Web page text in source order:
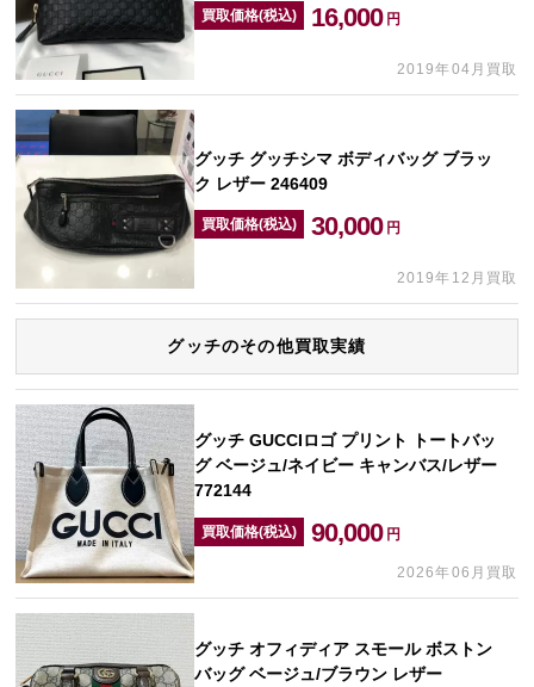
買取価格(税込) 16,000 円
2019年04月買取
グッチ グッチシマ ボディバッグ ブラッ
ク レザー 246409
買取価格(税込) 30,000 円
2019年12月買取
グッチのその他買取実績
グッチ GUCCIロゴ プリント トートバッ
グ ベージュ/ネイビー キャンバス/レザー
772144
買取価格(税込) 90,000 円
2026年06月買取
グッチ オフィディア スモール ボストン
バッグ ベージュ/ブラウン レザー